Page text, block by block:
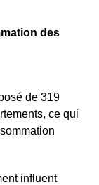
des
de 319
ce qui
influent